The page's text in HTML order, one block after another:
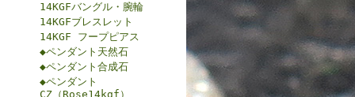
14KGFバングル・腕輪
14KGFブレスレット
14KGF フープピアス
◆ペンダント天然石
◆ペンダント合成石
◆ペンダント
CZ（Rose14kgf）